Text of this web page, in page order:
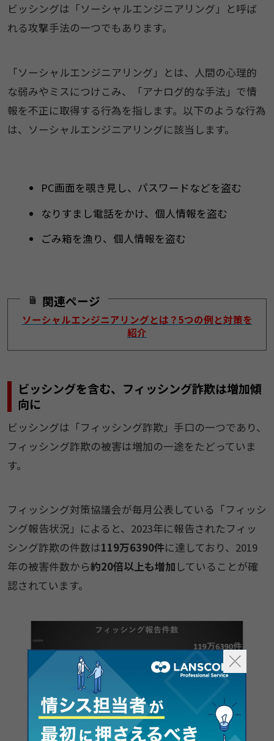
ビッシングは「ソーシャルエンジニアリング」と呼ば
れる攻撃手法の一つでもあります。
「ソーシャルエンジニアリング」とは、人間の心理的
な弱みやミスにつけこみ、「アナログ的な手法」で情
報を不正に取得する行為を指します。以下のような行為
は、ソーシャルエンジニアリングに該当します。
PC画面を覗き見し、パスワードなどを盗む
なりすまし電話をかけ、個人情報を盗む
ごみ箱を漁り、個人情報を盗む
関連ページ
ソーシャルエンジニアリングとは？5つの例と対策を
紹介
ビッシングを含む、フィッシング詐欺は増加傾
向に
ビッシングは「フィッシング詐欺」手口の一つであり、
フィッシング詐欺の被害は増加の一途をたどっていま
す。
フィッシング対策協議会が毎月公表している「フィッシ
ング報告状況」によると、2023年に報告されたフィッ
シング詐欺の件数は119万6390件に達しており、2019
年の被害件数から約20倍以上も増加 していることが確
認されています。